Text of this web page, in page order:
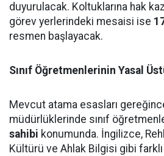
duyurulacak. Koltuklarına hak
görev yerlerindeki mesaisi ise
resmen başlayacak.
Sınıf Öğretmenlerinin Yasal
Mevcut atama esasları
müdürlüklerinde sınıf
sahibi konumunda. İngilizce,
Kültürü ve Ahlak Bilgisi gibi